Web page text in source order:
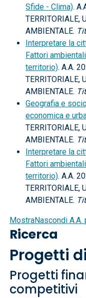
Sfide - Clima).
TERRITORIALE,
AMBIENTALE.
Interpretare la
Fattori
territorio). A.A.
TERRITORIALE,
AMBIENTALE.
Geografia e
economica e
TERRITORIALE,
AMBIENTALE.
Interpretare la
Fattori
territorio). A.A.
TERRITORIALE,
AMBIENTALE.
MostraNascondi A.A.
Ricerca
Progetti
Progetti
competitivi